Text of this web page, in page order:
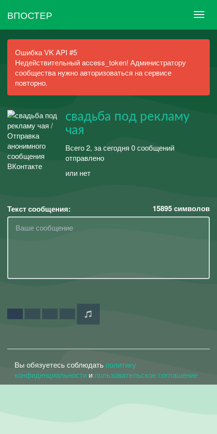
ВПОСТЕР
Ошибка VK API #5
Недействительный access_token! Администратору
сообщества нужно авторизоваться на сервисе
повторно.
свадьба под рекламу
чая
Всего 2, за сегодня 0 сообщений
отправлено
или нет
Текст сообщения: 15895символов
Вы обязуетесь соблюдать политику
конфиденциальности и пользовательское соглашение